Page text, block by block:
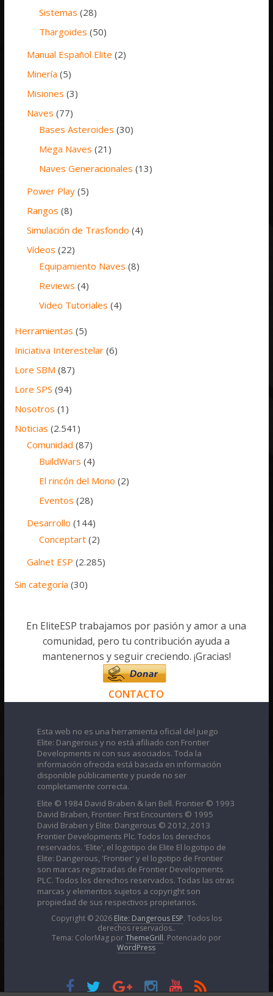
Sistemas (28)
Thargoides (50)
Manual Español Elite (2)
Minería (5)
Misiones (3)
Naves (77)
Bases Asteroides (30)
Mega Naves (21)
Naves Generacionales (13)
Power Play (5)
Rangos (8)
Simulación de Trasfondo (4)
Vídeos (22)
Equipamiento Naves (8)
Reviews (4)
Video Tutoriales (4)
Herramientas (5)
Iniciativa Interestelar (6)
Lore SBM (87)
Lore SPS (94)
Nosotros (1)
Noticias (2.541)
Comunidad (87)
BuildWars (4)
El rincón del Mono (2)
Eventos (28)
Desarrollo (144)
Conceptart (2)
Galnet ESP (2.285)
Sin categoría (30)
En EliteESP trabajamos por pasión y amor a una
comunidad, pero tu contribución ayuda a
mantenernos y seguir creciendo. ¡Gracias!
CONTACTO
Esta web no es una herramienta oficial del juego
Elite: Dangerous y no está afiliado con Frontier
Developments ni con sus asociados. Toda la
información ofrecida está basada en información
disponible públicamente y puede no ser
completamente correcta.
Elite © 1984 David Braben & Ian Bell. Frontier © 1993
David Braben, Frontier: First Encounters © 1995
David Braben y Elite: Dangerous © 2012, 2013
Frontier Developments Plc. Todos los derechos
reservados. 'Elite', el logotipo de Elite El logotipo de
Elite: Dangerous, 'Frontier' y el logotipo de Frontier
son marcas registradas de Frontier Developments
PLC. Todos los derechos reservados. Todas las otras
marcas y elementos sujetos a copyright son
propiedad de sus respectivos propietarios.
Copyright © 2026 Elite: Dangerous ESP. Todos los
derechos reservados..
Tema: ColorMag porThemeGrill. Potenciado por
WordPress